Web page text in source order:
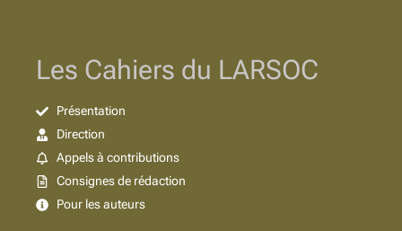
Les Cahiers du LARSOC
Présentation
Direction
Appels à contributions
Consignes de rédaction
Pour les auteurs